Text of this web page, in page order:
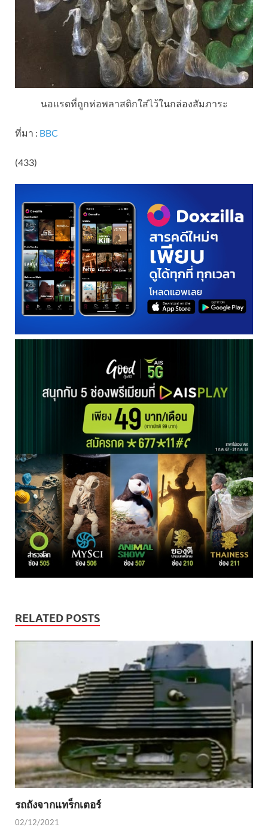
นอแรดที่ถูกห่อพลาสติกใส่ไว้ในกล่องสัมภาระ
ที่มา : BBC
(433)
RELATED POSTS
รถถังจากแทร็กเตอร์
02/12/2021